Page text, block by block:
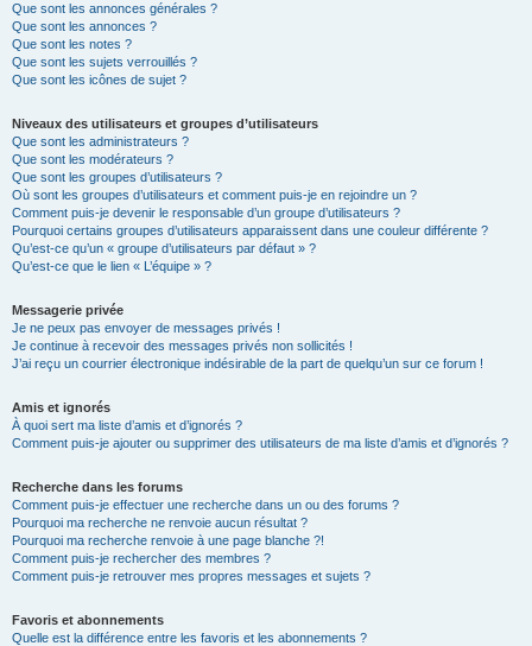
Que sont les annonces générales ?
Que sont les annonces ?
Que sont les notes ?
Que sont les sujets verrouillés ?
Que sont les icônes de sujet ?
Niveaux des utilisateurs et groupes d’utilisateurs
Que sont les administrateurs ?
Que sont les modérateurs ?
Que sont les groupes d’utilisateurs ?
Où sont les groupes d’utilisateurs et comment puis-je en rejoindre un ?
Comment puis-je devenir le responsable d’un groupe d’utilisateurs ?
Pourquoi certains groupes d’utilisateurs apparaissent dans une couleur différente ?
Qu’est-ce qu’un « groupe d’utilisateurs par défaut » ?
Qu’est-ce que le lien « L’équipe » ?
Messagerie privée
Je ne peux pas envoyer de messages privés !
Je continue à recevoir des messages privés non sollicités !
J’ai reçu un courrier électronique indésirable de la part de quelqu’un sur ce forum !
Amis et ignorés
À quoi sert ma liste d’amis et d’ignorés ?
Comment puis-je ajouter ou supprimer des utilisateurs de ma liste d’amis et d’ignorés ?
Recherche dans les forums
Comment puis-je effectuer une recherche dans un ou des forums ?
Pourquoi ma recherche ne renvoie aucun résultat ?
Pourquoi ma recherche renvoie à une page blanche ?!
Comment puis-je rechercher des membres ?
Comment puis-je retrouver mes propres messages et sujets ?
Favoris et abonnements
Quelle est la différence entre les favoris et les abonnements ?